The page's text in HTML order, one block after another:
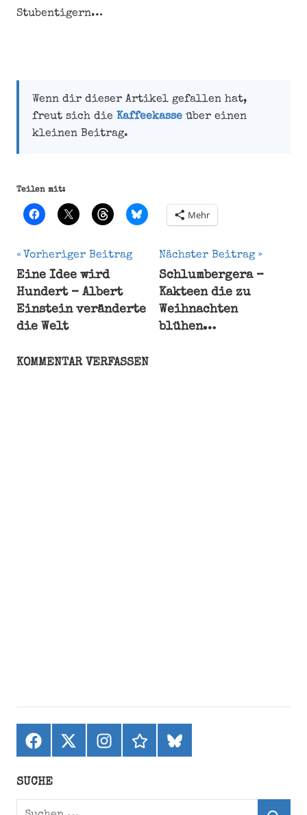
Stubentigern…
Wenn dir dieser Artikel gefallen hat,
freut sich die Kaffeekasseüber einen
kleinen Beitrag.
Teilen mit:
Mehr
Eigenarten
Felis
silvestris
Katzen
Beitragsnavigation
Vorheriger Beitrag
Eine Idee wird
Hundert – Albert
Einstein veränderte
die Welt
Nächster Beitrag
Schlumbergera –
Kakteen die zu
Weihnachten
blühen…
KOMMENTAR VERFASSEN
Facebook
X
(ehemals
Instagramthreadsbluesky
SUCHE
Suchen